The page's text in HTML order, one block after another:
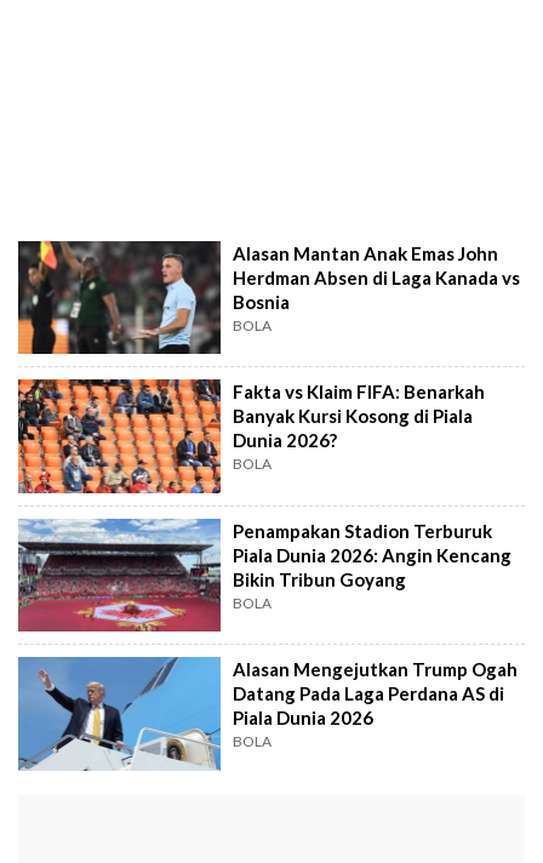
Alasan Mantan Anak Emas John
Herdman Absen di Laga Kanada vs
Bosnia
BOLA
Fakta vs Klaim FIFA: Benarkah
Banyak Kursi Kosong di Piala
Dunia 2026?
BOLA
Penampakan Stadion Terburuk
Piala Dunia 2026: Angin Kencang
Bikin Tribun Goyang
BOLA
Alasan Mengejutkan Trump Ogah
Datang Pada Laga Perdana AS di
Piala Dunia 2026
BOLA